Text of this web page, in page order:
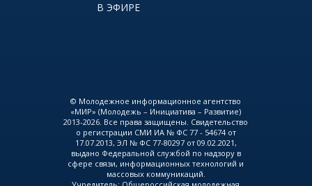
В ЭФИРЕ
© Молодежное информационное агентство
«МИР» (Молодежь – Инициатива – Развитие)
2013-2026. Все права защищены. Свидетельство
о регистрации СМИ ИА № ФС 77 - 54674 от
17.07.2013, ЭЛ № ФС 77-80297 от 09.02.2021,
выдано Федеральной службой по надзору в
сфере связи, информационных технологий и
массовых коммуникаций.